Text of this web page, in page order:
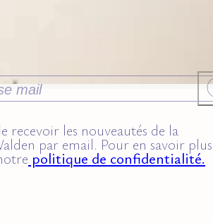
nouveautés
recevoir les nouveautés de la
par email. Pour en savoir
politique de confidentialité.